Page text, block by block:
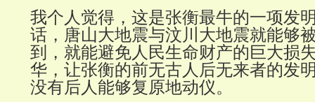
我个人觉得，这是张衡最牛的一项发
话，唐山大地震与汶川大地震就能够
到，就能避免人民生命财产的巨大损
华，让张衡的前无古人后无来者的发
没有后人能够复原地动仪。